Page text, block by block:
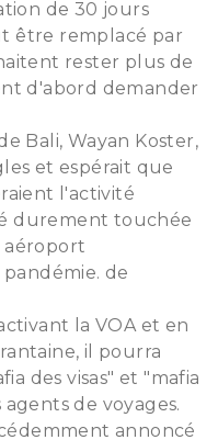
de 30 jours
être remplacé par
rester plus de
d'abord demander
Bali, Wayan Koster,
et espérait que
l'activité
durement touchée
aéroport
de
la VOA et en
il pourra
des visas" et "mafia
de voyages.
annoncé